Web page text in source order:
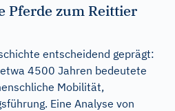
Pferde zum Reittier
entscheidend geprägt:
4500 Jahren bedeutete
Mobilität,
Eine Analyse von